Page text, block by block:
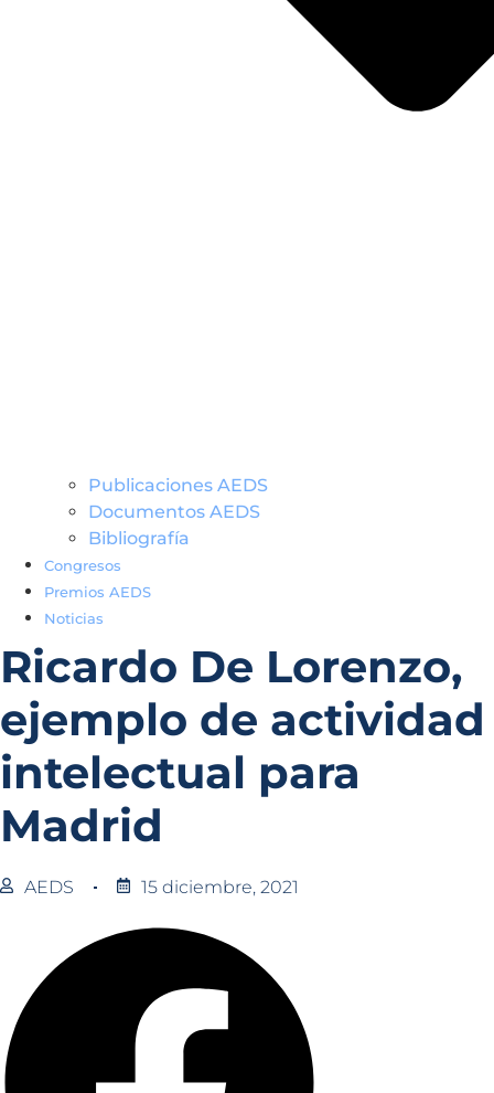
Publicaciones AEDS
Documentos AEDS
Bibliografía
Congresos
Premios AEDS
Noticias
Ricardo De Lorenzo,
ejemplo de actividad
intelectual para
Madrid
AEDS 15 diciembre, 2021